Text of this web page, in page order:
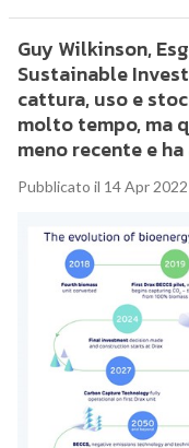
Guy Wilkinson,
Sustainable
cattura, uso e
molto tempo, ma
meno recente e
Pubblicato il 14 Apr 2022